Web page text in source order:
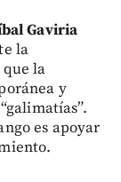
Gaviria
la
la
y
es apoyar